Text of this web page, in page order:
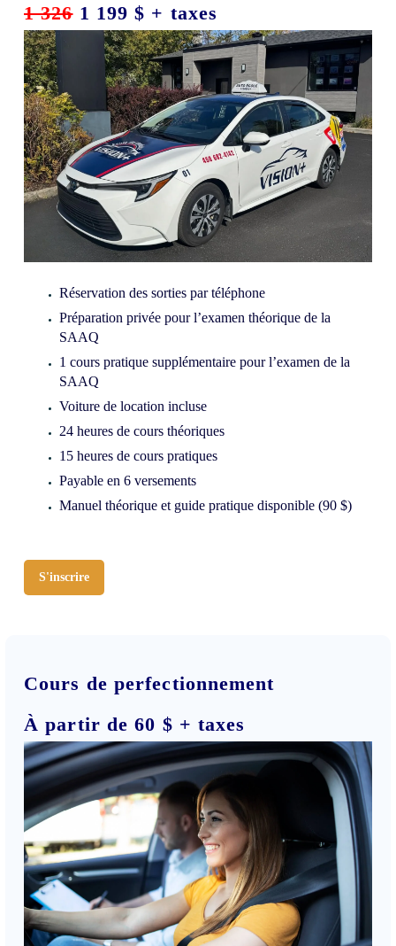
1 326 1 199 $ + taxes
Réservation des sorties par téléphone
Préparation privée pour l’examen théorique de la
SAAQ
1 cours pratique supplémentaire pour l’examen de la
SAAQ
Voiture de location incluse
24 heures de cours théoriques
15 heures de cours pratiques
Payable en 6 versements
Manuel théorique et guide pratique disponible (90 $)
S'inscrire
Cours de perfectionnement
À partir de 60 $ + taxes